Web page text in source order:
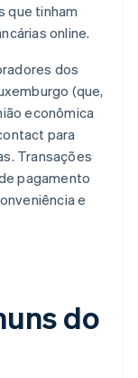
que tinham
online.
dos
(que,
econômica
para
Transações
pagamento
e
do